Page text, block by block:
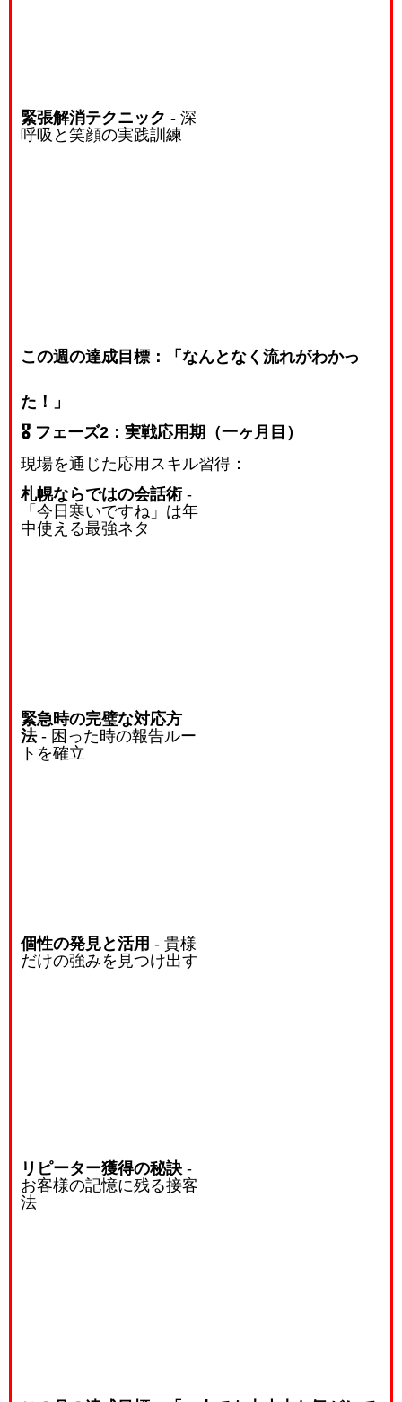
緊張解消テクニック - 深
呼吸と笑顔の実践訓練
この週の達成目標：「なんとなく流れがわかっ
た！」
🎖️ フェーズ2：実戦応用期（一ヶ月目）
現場を通じた応用スキル習得：
札幌ならではの会話術-
「今日寒いですね」は年
中使える最強ネタ
緊急時の完璧な対応方
法- 困った時の報告ルー
トを確立
個性の発見と活用 - 貴様
だけの強みを見つけ出す
リピーター獲得の秘訣 -
お客様の記憶に残る接客
法